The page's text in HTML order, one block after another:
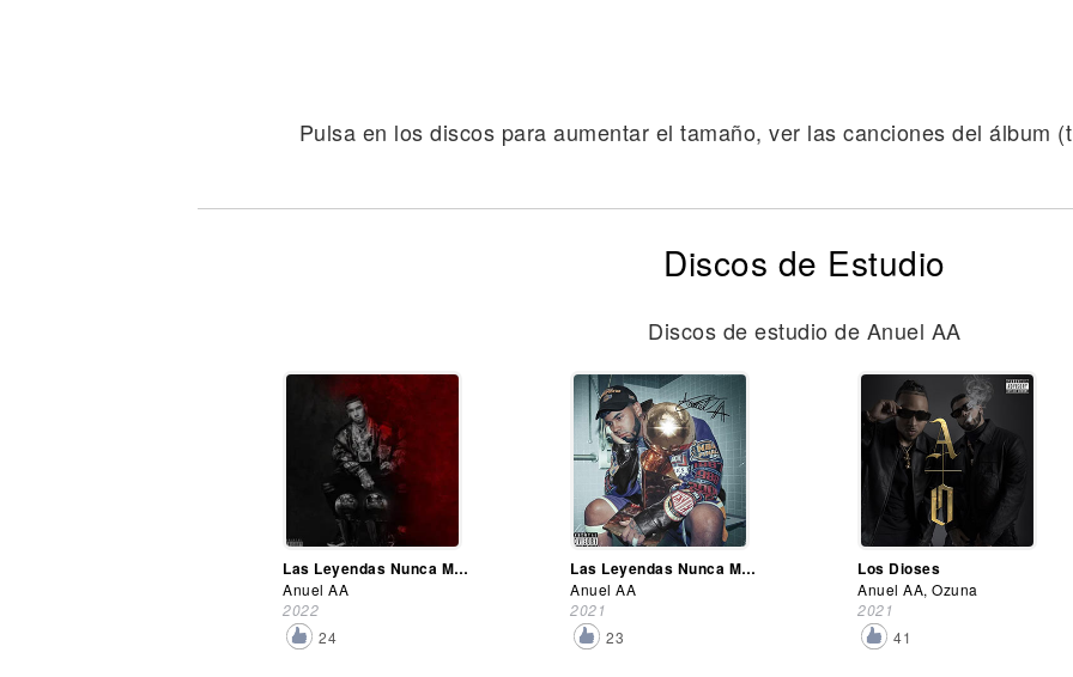
Pulsa en los discos para aumentar el tamaño, ver las canciones del álbum
Discos de Estudio
Discos de estudio de Anuel AA
Las Leyendas Nunca Mueren 2
Anuel AA
2022
24
Las Leyendas Nunca Mueren
Anuel AA
2021
23
Los Dioses
Anuel AA, Ozuna
2021
41